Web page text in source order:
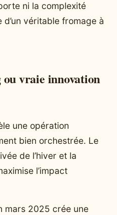
ni la complexité
véritable fromage à
vraie innovation
une opération
bien orchestrée. Le
de l’hiver et la
l’impact
mars 2025 crée une